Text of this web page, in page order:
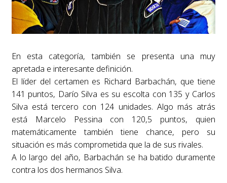
En esta categoría, también se presenta una muy
apretada e interesante definición.
El líder del certamen es Richard Barbachán, que tiene
141 puntos, Darío Silva es su escolta con 135 y Carlos
Silva está tercero con 124 unidades. Algo más atrás
está Marcelo Pessina con 120,5 puntos, quien
matemáticamente también tiene chance, pero su
situación es más comprometida que la de sus rivales.
A lo largo del año, Barbachán se ha batido duramente
contra los dos hermanos Silva.